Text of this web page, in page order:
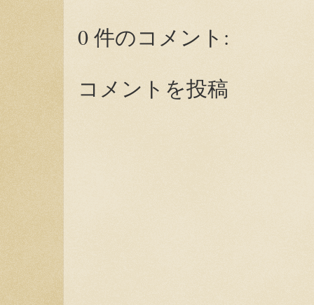
0 件のコメント:
コメントを投稿